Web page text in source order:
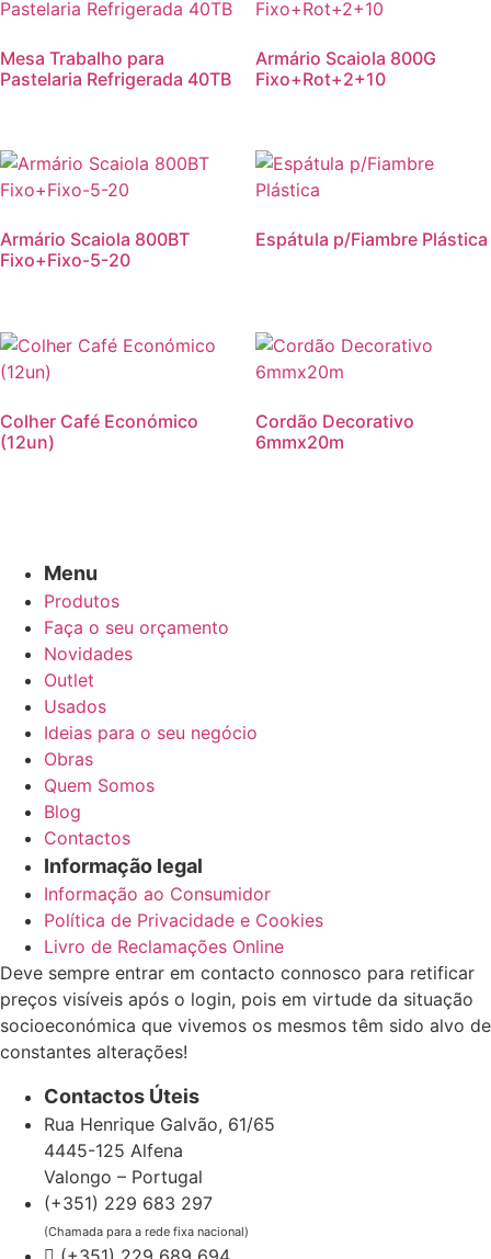
Mesa Trabalho para
Pastelaria Refrigerada 40TB
Armário Scaiola 800G
Fixo+Rot+2+10
Armário Scaiola 800BT
Fixo+Fixo-5-20
Espátula p/Fiambre Plástica
Colher Café Económico
(12un)
Cordão Decorativo
6mmx20m
Menu
Produtos
Faça o seu orçamento
Novidades
Outlet
Usados
Ideias para o seu negócio
Obras
Quem Somos
Blog
Contactos
Informação legal
Informação ao Consumidor
Política de Privacidade e Cookies
Livro de Reclamações Online
Deve sempre entrar em contacto connosco para retificar
preços visíveis após o login, pois em virtude da situação
socioeconómica que vivemos os mesmos têm sido alvo de
constantes alterações!
Contactos Úteis
Rua Henrique Galvão, 61/65
4445-125 Alfena
Valongo – Portugal
(+351) 229 683 297
(Chamada para a rede fixa nacional)